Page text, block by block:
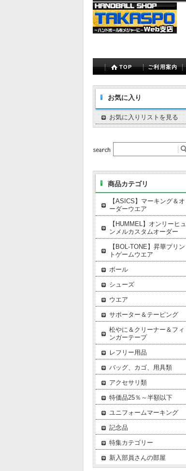
TOP ご利用案内
お気に入り
お気に入りリストを見る
商品カテゴリ
【ASICS】マーキング＆オ
ーダーウエア
【HUMMEL】オンリーヒュ
ンメルカスタムオーダー
【BOL-TONE】昇華プリン
トゲームウエア
ボール
シューズ
ウエア
サポーター＆テーピング
松やに＆クリーナー＆フィ
ンガーテープ
レフリー用品
バッグ、カゴ、用具類
アクセサリ類
特価品25％～半額以下
ユニフォームマーキング
記念品
特集カテゴリー
新入部員さんの部屋